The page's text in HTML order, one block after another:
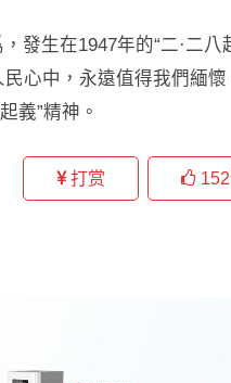
發生在1947年的“二·二
心中，永遠值得我們緬
義”精神。
打赏 152